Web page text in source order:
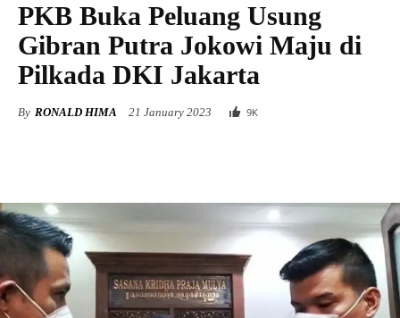
PKB Buka Peluang Usung
Gibran Putra Jokowi Maju di
Pilkada DKI Jakarta
By RONALD HIMA 21 January 2023 9K